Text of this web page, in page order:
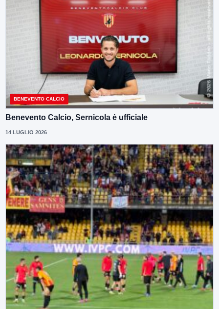
BENEVENTO CALCIO
Benevento Calcio, Sernicola è ufficiale
14 LUGLIO 2026